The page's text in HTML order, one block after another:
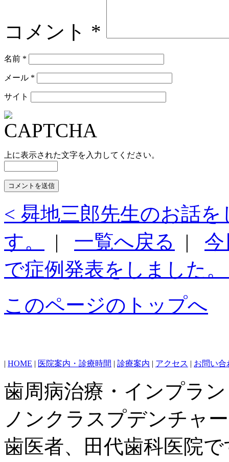
コメント *
名前 *
メール *
サイト
上に表示された文字を入力してください。
< 曻地三郎先生のお話
す。
| 一覧へ戻る |
で症例発表をしました
このページのトップへ
| HOME | 医院案内・診療時間 | 診療案内 | アクセス | お問い合
歯周病治療・インプラ
ノンクラスプデンチャ
歯医者、田代歯科医院